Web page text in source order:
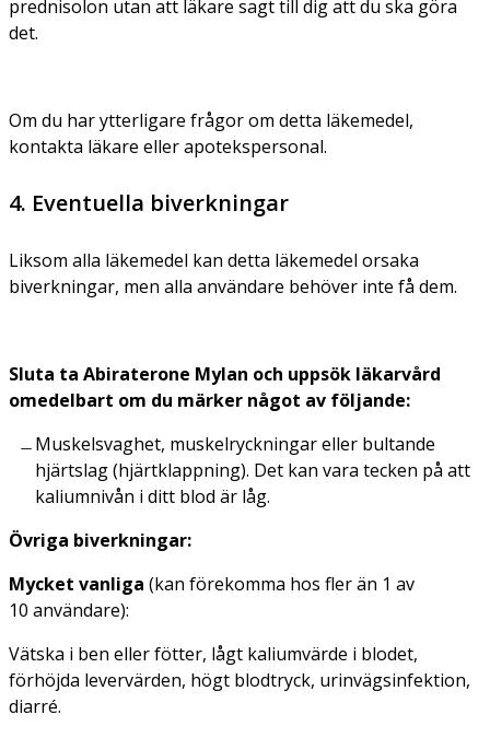
prednisolon utan att läkare sagt till dig att du ska göra
det.
Om du har ytterligare frågor om detta läkemedel,
kontakta läkare eller apotekspersonal.
4. Eventuella biverkningar
Liksom alla läkemedel kan detta läkemedel orsaka
biverkningar, men alla användare behöver inte få dem.
Sluta ta Abiraterone Mylan och uppsök läkarvård
omedelbart om du märker något av följande:
Muskelsvaghet, muskelryckningar eller bultande
hjärtslag (hjärtklappning). Det kan vara tecken på att
kaliumnivån i ditt blod är låg.
Övriga biverkningar:
Mycket vanliga (kan förekomma hos fler än 1 av
10 användare):
Vätska i ben eller fötter, lågt kaliumvärde i blodet,
förhöjda levervärden, högt blodtryck, urinvägsinfektion,
diarré.